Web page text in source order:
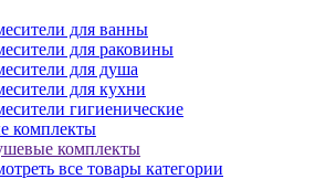
для ванны
для раковины
для душа
для кухни
гигиенические
комплекты
комплекты
все товары категории